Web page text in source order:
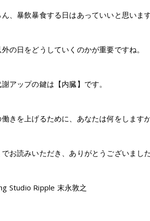
ん、暴飲暴食する日はあっていいと思います
の日をどうしていくのかが重要ですね。
アップの鍵は【内臓】です。
きを上げるために、あなたは何をします
お読みいただき、ありがとうございました
Studio Ripple 末永敦之